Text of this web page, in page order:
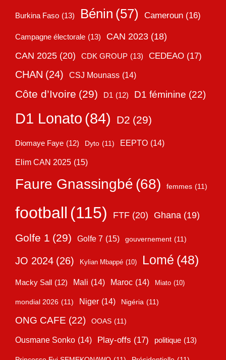
Burkina Faso (13) Bénin (57) Cameroun (16)
Campagne électorale (13) CAN 2023 (18)
CAN 2025 (20) CDK GROUP (13) CEDEAO (17)
CHAN (24) CSJ Mounass (14)
Côte d’Ivoire (29) D1 (12) D1 féminine (22)
D1 Lonato (84) D2 (29)
Diomaye Faye (12) Dyto (11) EEPTO (14)
Elim CAN 2025 (15)
Faure Gnassingbé (68) femmes (11)
football (115) FTF (20) Ghana (19)
Golfe 1 (29) Golfe 7 (15) gouvernement (11)
JO 2024 (26) Kylian Mbappé (10) Lomé (48)
Macky Sall (12) Mali (14) Maroc (14) Miato (10)
mondial 2026 (11) Niger (14) Nigéria (11)
ONG CAFE (22) OOAS (11)
Ousmane Sonko (14) Play-offs (17) politique (13)